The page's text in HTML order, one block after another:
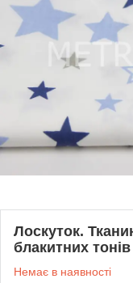
Лоскуток.
блакитних
Немає в наявності